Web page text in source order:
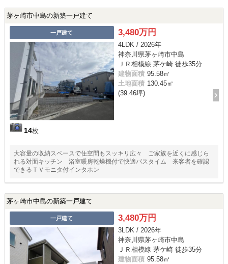
茅ヶ崎市中島の新築一戸建て
一戸建て
14枚
3,480万円
4LDK / 2026年
神奈川県茅ヶ崎市中島
ＪＲ相模線 茅ケ崎 徒歩35分
建物面積 95.58㎡
土地面積 130.45㎡
(39.46坪)
大容量の収納スペースで住空間もスッキリ広々 ご家族を近くに感じら
れる対面キッチン 浴室暖房乾燥機付で快適バスタイム 来客者を確認
できるＴＶモニタ付インタホン
茅ヶ崎市中島の新築一戸建て
一戸建て 3,480万円
3LDK / 2026年
神奈川県茅ヶ崎市中島
ＪＲ相模線 茅ケ崎 徒歩35分
建物面積 95.58㎡